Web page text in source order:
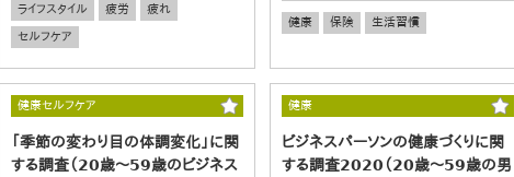
ライフスタイル
疲労
疲れ
セルフケア
健康 保険 生活習慣
健康セルフケア
「季節の変わり目の体調変化」に関
する調査（20歳～59歳のビジネス
健康
ビジネスパーソンの健康づくりに関
する調査2020（20歳～59歳の男